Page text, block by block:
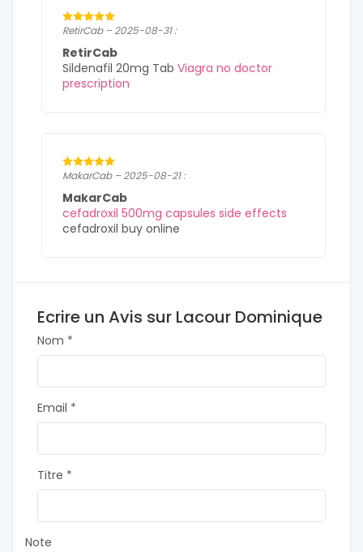
RetirCab – 2025-08-31 :
RetirCab
Sildenafil 20mg Tab Viagra no doctor
prescription
MakarCab – 2025-08-21 :
MakarCab
cefadroxil 500mg capsules side effects
cefadroxil buy online
Ecrire un Avis sur Lacour Dominique
Nom *
Email *
Titre *
Note